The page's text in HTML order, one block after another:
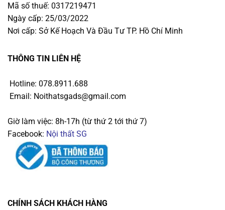
Mã số thuế: 0317219471
Ngày cấp: 25/03/2022
Nơi cấp: Sở Kế Hoạch Và Đầu Tư TP. Hồ Chí Minh
THÔNG TIN LIÊN HỆ
Hotline: 078.8911.688
Email: Noithatsgads@gmail.com
Giờ làm việc: 8h-17h (từ thứ 2 tới thứ 7)
Facebook: Nội thất SG
CHÍNH SÁCH KHÁCH HÀNG